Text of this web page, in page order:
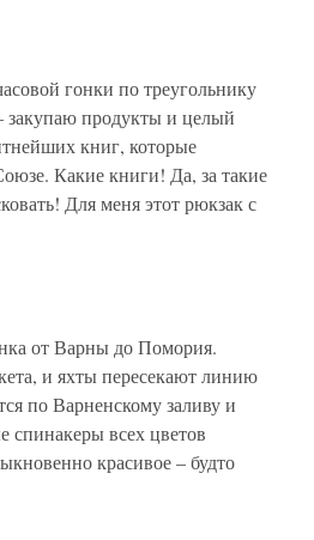
гонки по треугольнику
закупаю продукты и целый
книг, которые
Какие книги! Да, за такие
Для меня этот рюкзак с
от Варны до Помория.
и яхты пересекают линию
по Варненскому заливу и
спинакеры всех цветов
красивое – будто